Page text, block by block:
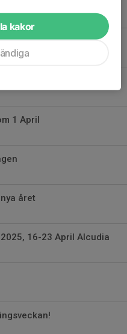
öppen till 11/5
1 April
året
16-23 April Alcudia
kakor